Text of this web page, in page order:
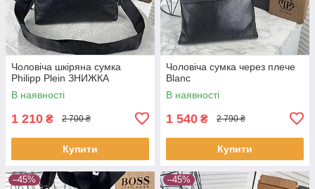
Чоловіча шкіряна сумка
Philipp Plein ЗНИЖКА
В наявності
1 210 ₴ 2 700 ₴
Купити
Чоловіча сумка через плече
Blanc
В наявності
1 540 ₴ 2 790 ₴
Купити
–45% –45%